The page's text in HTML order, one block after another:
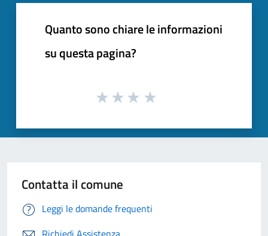
Quanto sono chiare le informazioni
su questa pagina?
Contatta il comune
Leggi le domande frequenti